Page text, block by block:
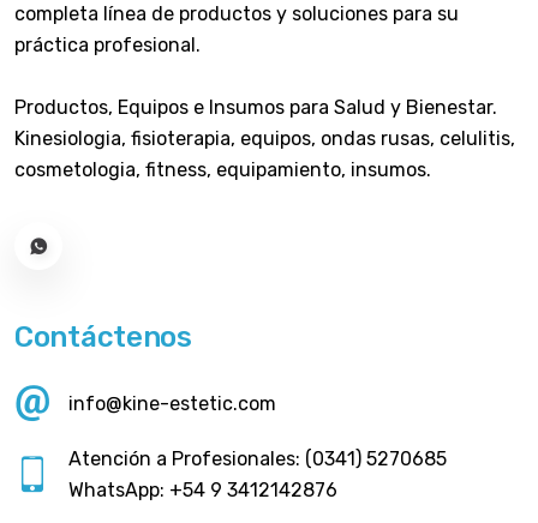
completa línea de productos y soluciones para su
práctica profesional.
Productos, Equipos e Insumos para Salud y Bienestar.
Kinesiologia, fisioterapia, equipos, ondas rusas, celulitis,
cosmetologia, fitness, equipamiento, insumos.
Contáctenos
info@kine-estetic.com
Atención a Profesionales: (0341) 5270685
WhatsApp: +54 9 3412142876